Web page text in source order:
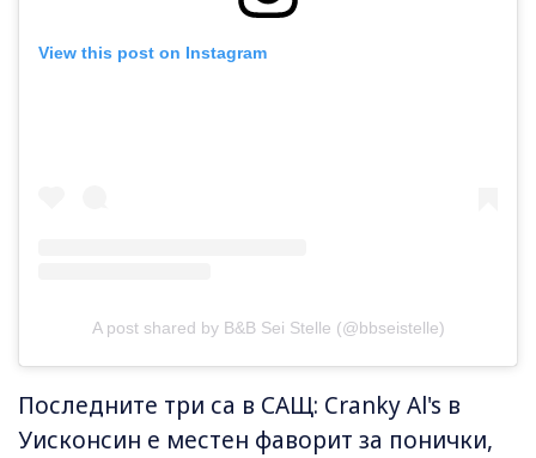
View this post on Instagram
A post shared by B&B Sei Stelle (@bbseistelle)
Последните три са в САЩ: Cranky Al's в
Уисконсин е местен фаворит за понички,